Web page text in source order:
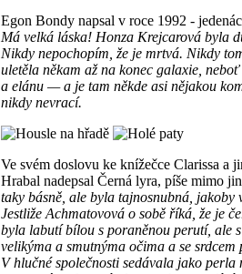
Egon Bondy napsal v roce 1992 -
Má velká láska! Honza Krejcarová byla
Nikdy nepochopím, že je mrtvá. Nikdy
uletěla někam až na konec galaxie,
a elánu — a je tam někde asi nějakou
nikdy nevrací.
Ve svém doslovu ke knížečce Clarissa a
Hrabal nadepsal Černá lyra, píše mimo
taky básně, ale byla tajnosnubná, jakoby
Jestliže Achmatovová o sobě říká, že je
byla labutí bílou s poraněnou perutí, ale
velikýma a smutnýma očima a se srdcem
V hlučné společnosti sedávala jako perla